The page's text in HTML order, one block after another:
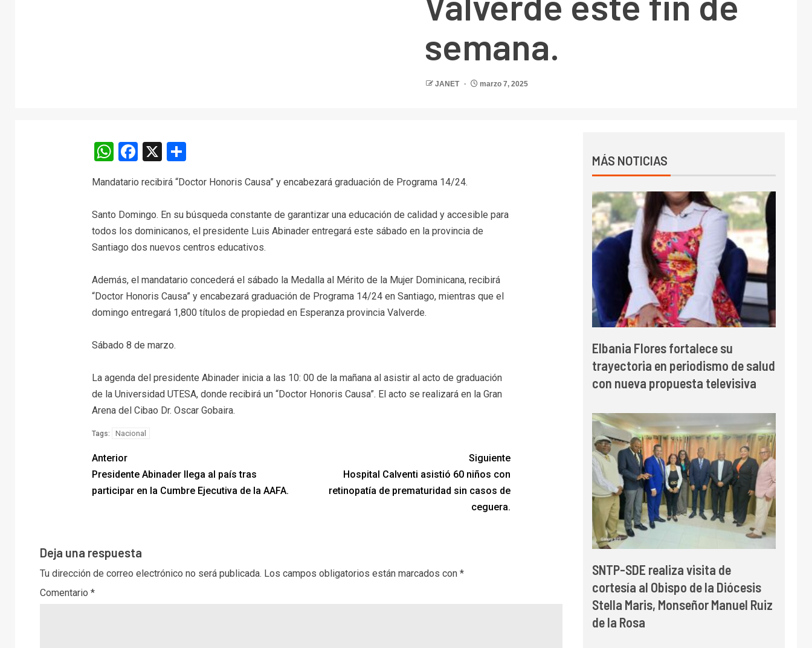
semana.
JANET marzo 7, 2025
WhatsApp
Facebook
X Compartir
Mandatario recibirá “Doctor Honoris Causa” y encabezará graduación de Programa 14/24.
Santo Domingo. En su búsqueda constante de garantizar una educación de calidad y accesible para
todos los dominicanos, el presidente Luis Abinader entregará este sábado en la provincia de
Santiago dos nuevos centros educativos.
Además, el mandatario concederá el sábado la Medalla al Mérito de la Mujer Dominicana, recibirá
“Doctor Honoris Causa” y encabezará graduación de Programa 14/24 en Santiago, mientras que el
domingo entregará 1,800 títulos de propiedad en Esperanza provincia Valverde.
Sábado 8 de marzo.
La agenda del presidente Abinader inicia a las 10: 00 de la mañana al asistir al acto de graduación
de la Universidad UTESA, donde recibirá un “Doctor Honoris Causa”. El acto se realizará en la Gran
Arena del Cibao Dr. Oscar Gobaira.
Tags: Nacional
Anterior
Presidente Abinader llega al país tras
participar en la Cumbre Ejecutiva de la AAFA.
Siguiente
Hospital Calventi asistió 60 niños con
retinopatía de prematuridad sin casos de
ceguera.
Deja una respuesta
Tu dirección de correo electrónico no será publicada. Los campos obligatorios están marcados con *
Comentario *
MÁS NOTICIAS
Elbania Flores fortalece su
trayectoria en periodismo de salud
con nueva propuesta televisiva
SNTP-SDE realiza visita de
cortesía al Obispo de la Diócesis
Stella Maris, Monseñor Manuel Ruiz
de la Rosa